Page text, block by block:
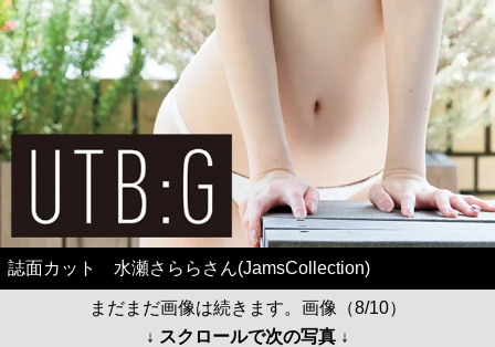
誌面カット 水瀬さららさん(JamsCollection)
まだまだ画像は続きます。画像（8/10）
↓ スクロールで次の写真 ↓